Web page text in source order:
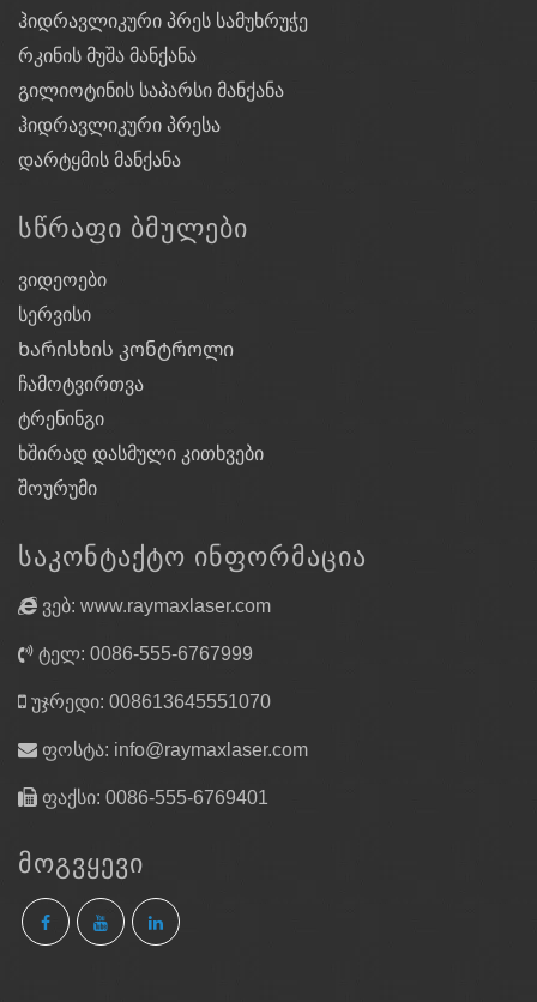
ჰიდრავლიკური პრეს სამუხრუჭე
რკინის მუშა მანქანა
გილიოტინის საპარსი მანქანა
ჰიდრავლიკური პრესა
დარტყმის მანქანა
ᲡᲬᲠᲐᲤᲘ ᲑᲛᲣᲚᲔᲑᲘ
ვიდეოები
სერვისი
Ხარისხის კონტროლი
ჩამოტვირთვა
ტრენინგი
ხშირად დასმული კითხვები
შოურუმი
ᲡᲐᲙᲝᲜᲢᲐᲥᲢᲝ ᲘᲜᲤᲝᲠᲛᲐᲪᲘᲐ
ვებ: www.raymaxlaser.com
ტელ: 0086-555-6767999
უჯრედი: 008613645551070
ფოსტა: info@raymaxlaser.com
ფაქსი: 0086-555-6769401
ᲛᲝᲒᲕᲧᲔᲕᲘ